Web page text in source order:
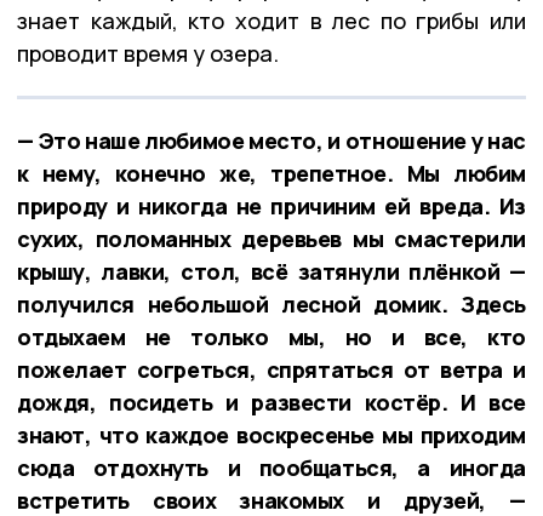
знает каждый, кто ходит в лес по грибы или
проводит время у озера.
— Это наше любимое место, и отношение у нас
к нему, конечно же, трепетное. Мы любим
природу и никогда не причиним ей вреда. Из
сухих, поломанных деревьев мы смастерили
крышу, лавки, стол, всё затянули плёнкой —
получился небольшой лесной домик. Здесь
отдыхаем не только мы, но и все, кто
пожелает согреться, спрятаться от ветра и
дождя, посидеть и развести костёр. И все
знают, что каждое воскресенье мы приходим
сюда отдохнуть и пообщаться, а иногда
встретить своих знакомых и друзей, —